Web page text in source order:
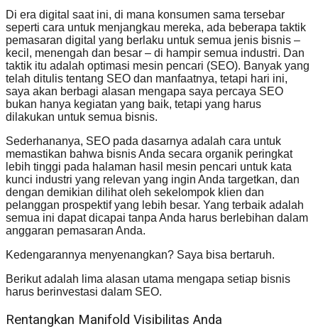
Di era digital saat ini, di mana konsumen sama tersebar
seperti cara untuk menjangkau mereka, ada beberapa taktik
pemasaran digital yang berlaku untuk semua jenis bisnis –
kecil, menengah dan besar – di hampir semua industri. Dan
taktik itu adalah optimasi mesin pencari (SEO). Banyak yang
telah ditulis tentang SEO dan manfaatnya, tetapi hari ini,
saya akan berbagi alasan mengapa saya percaya SEO
bukan hanya kegiatan yang baik, tetapi yang harus
dilakukan untuk semua bisnis.
Sederhananya, SEO pada dasarnya adalah cara untuk
memastikan bahwa bisnis Anda secara organik peringkat
lebih tinggi pada halaman hasil mesin pencari untuk kata
kunci industri yang relevan yang ingin Anda targetkan, dan
dengan demikian dilihat oleh sekelompok klien dan
pelanggan prospektif yang lebih besar. Yang terbaik adalah
semua ini dapat dicapai tanpa Anda harus berlebihan dalam
anggaran pemasaran Anda.
Kedengarannya menyenangkan? Saya bisa bertaruh.
Berikut adalah lima alasan utama mengapa setiap bisnis
harus berinvestasi dalam SEO.
Rentangkan Manifold Visibilitas Anda